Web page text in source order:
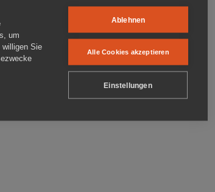
um
Sie
Ablehnen
Alle Cookies akzeptieren
Einstellungen